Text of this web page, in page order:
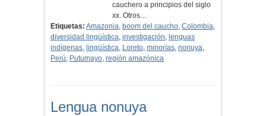
cauchero a principios del siglo
xx. Otros…
Etiquetas: Amazonia, boom del caucho, Colombia,
diversidad lingüística, investigación, lenguas
indígenas, lingüística, Loreto, minorías, nonuya,
Perú, Putumayo, región amazónica
Lengua nonuya